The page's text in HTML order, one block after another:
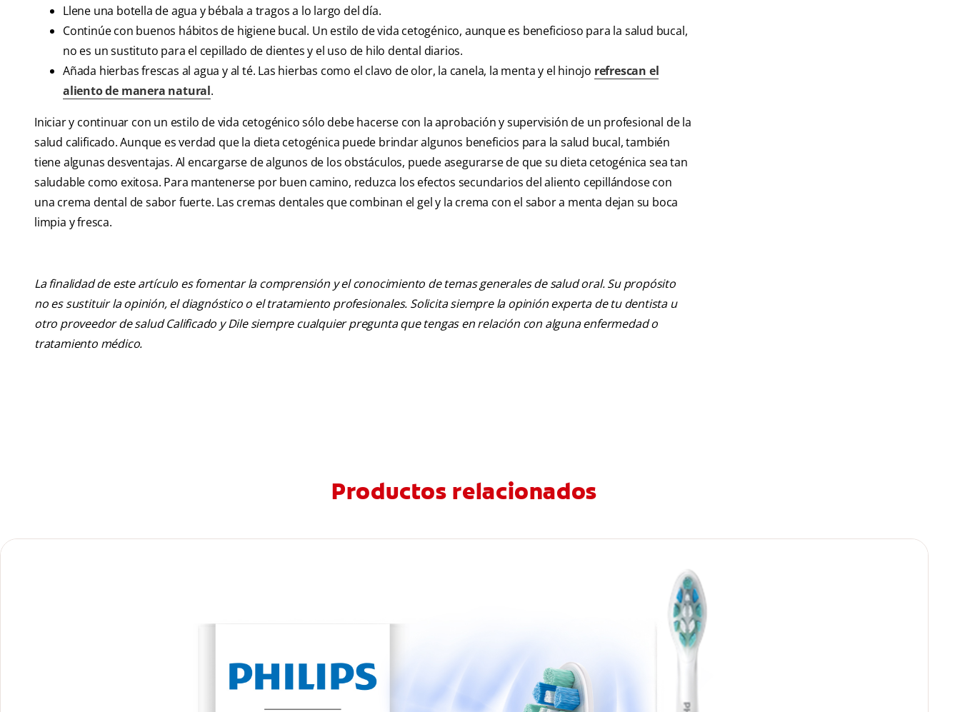
Llene una botella de agua y bébala a tragos a lo largo del día.
Continúe con buenos hábitos de higiene bucal. Un estilo de vida cetogénico, aunque es beneficioso para la salud bucal,
no es un sustituto para el cepillado de dientes y el uso de hilo dental diarios.
Añada hierbas frescas al agua y al té. Las hierbas como el clavo de olor, la canela, la menta y el hinojo refrescan el
aliento de manera natural.
Iniciar y continuar con un estilo de vida cetogénico sólo debe hacerse con la aprobación y supervisión de un profesional de la
salud calificado. Aunque es verdad que la dieta cetogénica puede brindar algunos beneficios para la salud bucal, también
tiene algunas desventajas. Al encargarse de algunos de los obstáculos, puede asegurarse de que su dieta cetogénica sea tan
saludable como exitosa. Para mantenerse por buen camino, reduzca los efectos secundarios del aliento cepillándose con
una crema dental de sabor fuerte. Las cremas dentales que combinan el gel y la crema con el sabor a menta dejan su boca
limpia y fresca.
La finalidad de este artículo es fomentar la comprensión y el conocimiento de temas generales de salud oral. Su propósito
no es sustituir la opinión, el diagnóstico o el tratamiento profesionales. Solicita siempre la opinión experta de tu dentista u
otro proveedor de salud Calificado y Dile siempre cualquier pregunta que tengas en relación con alguna enfermedad o
tratamiento médico.
Productos relacionados